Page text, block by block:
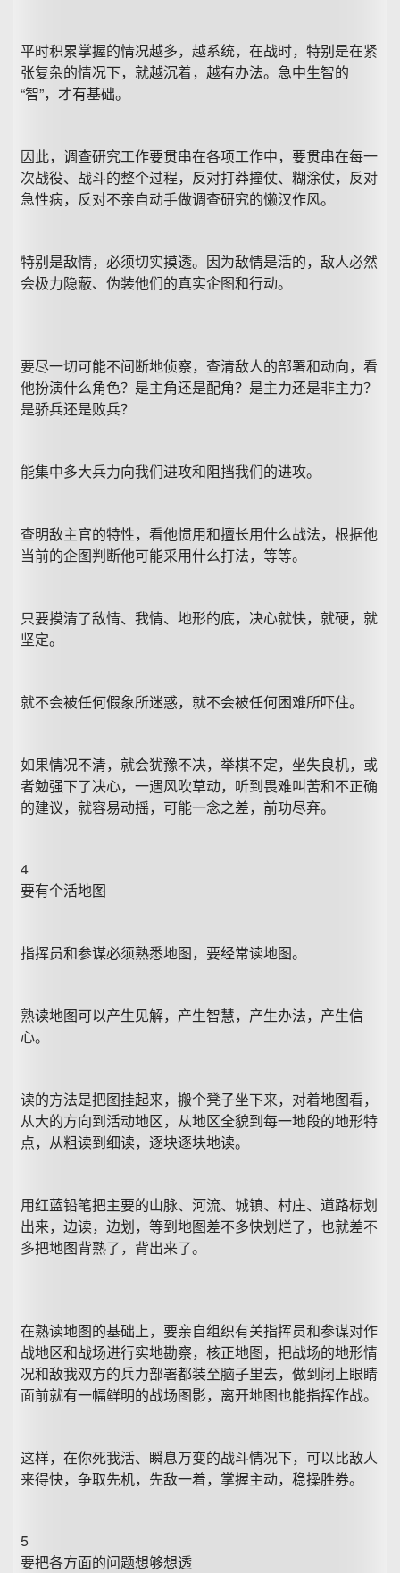
平时积累掌握的情况越多，越系统，在战时，特别是在紧
张复杂的情况下，就越沉着，越有办法。急中生智的
“智”，才有基础。
因此，调查研究工作要贯串在各项工作中，要贯串在每一
次战役、战斗的整个过程，反对打莽撞仗、糊涂仗，反对
急性病，反对不亲自动手做调查研究的懒汉作风。
特别是敌情，必须切实摸透。因为敌情是活的，敌人必然
会极力隐蔽、伪装他们的真实企图和行动。
要尽一切可能不间断地侦察，查清敌人的部署和动向，看
他扮演什么角色？是主角还是配角？是主力还是非主力？
是骄兵还是败兵？
能集中多大兵力向我们进攻和阻挡我们的进攻。
查明敌主官的特性，看他惯用和擅长用什么战法，根据他
当前的企图判断他可能采用什么打法，等等。
只要摸清了敌情、我情、地形的底，决心就快，就硬，就
坚定。
就不会被任何假象所迷惑，就不会被任何困难所吓住。
如果情况不清，就会犹豫不决，举棋不定，坐失良机，或
者勉强下了决心，一遇风吹草动，听到畏难叫苦和不正确
的建议，就容易动摇，可能一念之差，前功尽弃。
4
要有个活地图
指挥员和参谋必须熟悉地图，要经常读地图。
熟读地图可以产生见解，产生智慧，产生办法，产生信
心。
读的方法是把图挂起来，搬个凳子坐下来，对着地图看，
从大的方向到活动地区，从地区全貌到每一地段的地形特
点，从粗读到细读，逐块逐块地读。
用红蓝铅笔把主要的山脉、河流、城镇、村庄、道路标划
出来，边读，边划，等到地图差不多快划烂了，也就差不
多把地图背熟了，背出来了。
在熟读地图的基础上，要亲自组织有关指挥员和参谋对作
战地区和战场进行实地勘察，核正地图，把战场的地形情
况和敌我双方的兵力部署都装至脑子里去，做到闭上眼睛
面前就有一幅鲜明的战场图影，离开地图也能指挥作战。
这样，在你死我活、瞬息万变的战斗情况下，可以比敌人
来得快，争取先机，先敌一着，掌握主动，稳操胜券。
5
要把各方面的问题想够想透